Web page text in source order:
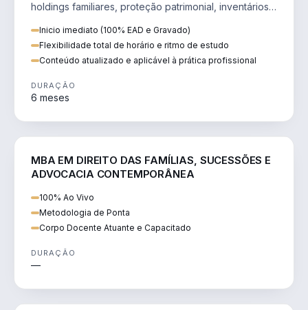
holdings familiares, proteção patrimonial, inventários
Inicio imediato (100% EAD e Gravado)
Flexibilidade total de horário e ritmo de estudo
Conteúdo atualizado e aplicável à prática profissional
DURAÇÃO
6 meses
MBA EM DIREITO DAS FAMÍLIAS, SUCESSÕES E
ADVOCACIA CONTEMPORÂNEA
100% Ao Vivo
Metodologia de Ponta
Corpo Docente Atuante e Capacitado
DURAÇÃO
—